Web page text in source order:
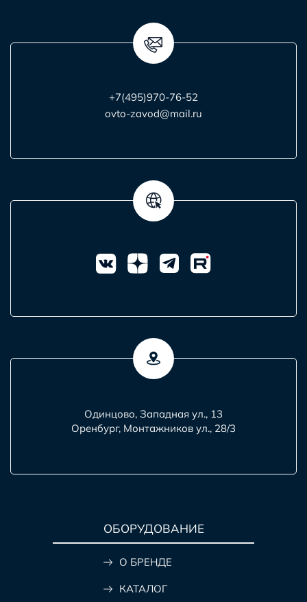
+7(495)970-76-52
ovto-zavod@mail.ru
Одинцово, Западная ул., 13
Оренбург, Монтажников ул., 28/3
ОБОРУДОВАНИЕ
О БРЕНДЕ
КАТАЛОГ